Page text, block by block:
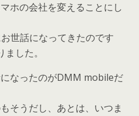
ホの会社を変えることにし
世話になってきたのです
ました。
なったのがDMM mobileだ
そうだし、あとは、いつま